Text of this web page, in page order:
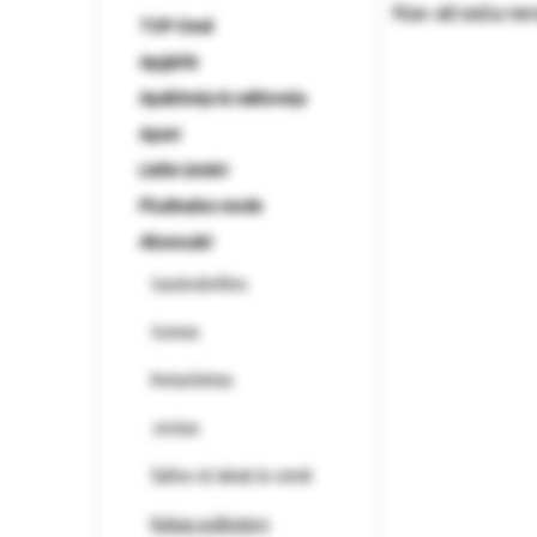
TOP-Deal
Apģērbi
Apakšveļa & naktsveļa
Apavi
Lielie izmēri
Pludmales mode
Aksesuāri
Saulesbrilles
Somas
Rotaslietas
Jostas
Šalles & lakati & cimdi
Rokas pulksteņi
Nav atrasta